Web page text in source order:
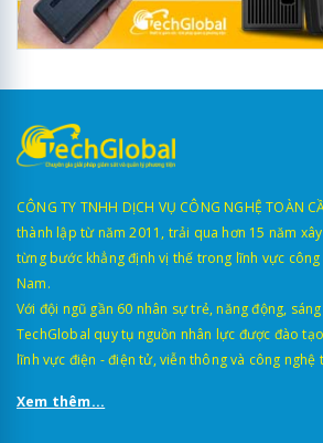
CÔNG TY TNHH DỊCH VỤ CÔNG NGHỆ TOÀN
thành lập từ năm 2011, trải qua hơn 15 năm
từng bước khẳng định vị thế trong lĩnh vực công
Nam.
Với đội ngũ gần 60 nhân sự trẻ, năng động,
TechGlobal quy tụ nguồn nhân lực được đào
lĩnh vực điện - điện tử, viễn thông và công nghệ
Xem thêm...